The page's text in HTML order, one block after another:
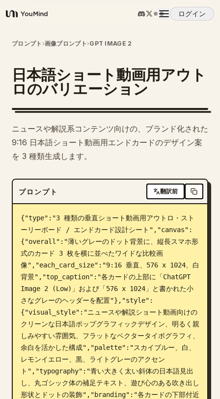
YouMind
ログイン
概要
ユースケース
スキル
プロンプト
ダウンロード
ブログ
更新情報
プロンプト ›画像プロンプト ›GPT IMAGE 2
日本語ショート動画用アウト
ロのバリエーション
ニュースや解説系コンテンツ向けの、ブランド化された
9:16 日本語ショート動画用エンドカードのデザイン案
を 3 種類生成します。
プロンプト 翻訳前
{"type":"3 種類の垂直ショート動画用アウトロ・スト
ーリーボード / エンドカード設計シート","canvas":
{"overall":"薄いグレーのドット背景に、縦長スマホ形
式のカード 3 枚を横に並べたワイドな比較画
像","each_card_size":"9:16 垂直、576 x 1024、白
背景","top_caption":"各カードの上部に「ChatGPT
Image 2 (Low)」および「576 x 1024」と書かれた小
さなグレーのヘッダーを配置"},"style":
{"visual_style":"ニュースや解説ショート動画向けの
クリーンな日本語ポップグラフィックデザイン、明るく親
しみやすい雰囲気、フラットなベクタータイポグラフィ、
余白を活かした構成","palette":"スカイブルー、白、
レモンイエロー、黒、ライトグレーのアクセン
ト","typography":"青い大きく太い斜体の日本語見出
し、丸ゴシック体の補足テキスト、遊び心のある吹き出し
形状とドットの装飾","branding":"各カードの下部付近